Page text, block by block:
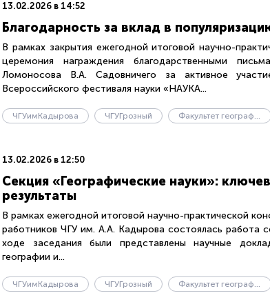
13.02.2026 в 14:52
Благодарность за вклад в
В рамках закрытия ежегодной итоговой научно-
церемония награждения благодарственными
Ломоносова В.А. Садовничего за активное
Всероссийского фестиваля науки «НАУКА...
ЧГУимКадырова ЧГУГрозный Факультет географии и геоэкологии
13.02.2026 в 12:50
Секция «Географические науки»:
результаты
В рамках ежегодной итоговой научно-практической
работников ЧГУ им. А.А. Кадырова состоялась работа
ходе заседания были представлены научные
географии и...
ЧГУимКадырова ЧГУГрозный Факультет географии и геоэкологии